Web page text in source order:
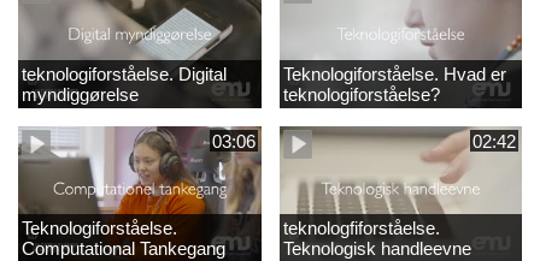
teknologiforståelse. Digital
myndiggørelse
Teknologiforståelse. Hvad er
teknologiforståelse?
03:06
Teknologiforståelse.
Computational Tankegang
02:42
teknologfiforståelse.
Teknologisk handleevne